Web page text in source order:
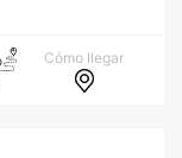
Cómo llegar